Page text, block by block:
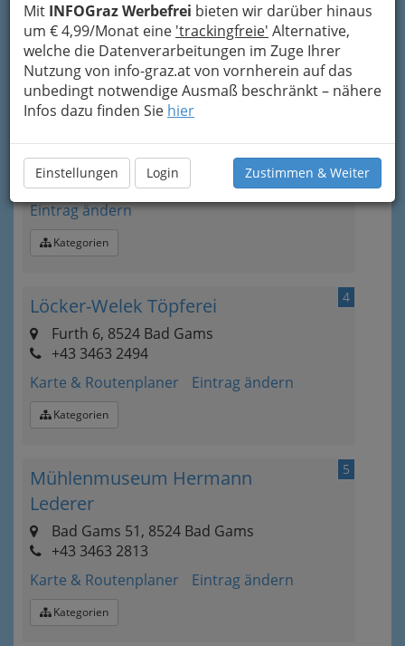
Mit INFOGraz Werbefrei bieten wir darüber hinaus
um € 4,99/Monat eine 'trackingfreie' Alternative,
welche die Datenverarbeitungen im Zuge Ihrer
Nutzung von info-graz.at von vornherein auf das
unbedingt notwendige Ausmaß beschränkt – nähere
Infos dazu finden Sie hier
Einstellungen Login Zustimmen & Weiter
Kategorien
3
Burg Deutschlandsberg
Burgplatz 1, 8530
Deutschlandsberg
+43 3462 5656-0
E-Mail
Karte & Routenplaner
Eintrag ändern
Kategorien
4
Löcker-Welek Töpferei
Furth 6, 8524 Bad Gams
+43 3463 2494
Karte & Routenplaner
Eintrag ändern
Kategorien
5
Mühlenmuseum Hermann
Lederer
Bad Gams 51, 8524 Bad Gams
+43 3463 2813
Karte & Routenplaner
Eintrag ändern
Kategorien